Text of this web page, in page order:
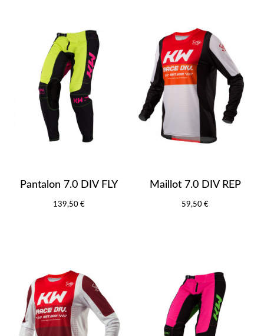
Pantalon 7.0 DIV FLY
139,50 €
Maillot 7.0 DIV REP
59,50 €